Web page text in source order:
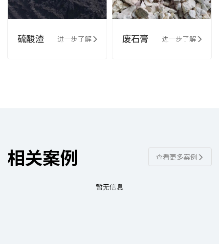
硫酸渣 进一步了解 废石膏 进一步了解
相关案例 查看更多案例
暂无信息